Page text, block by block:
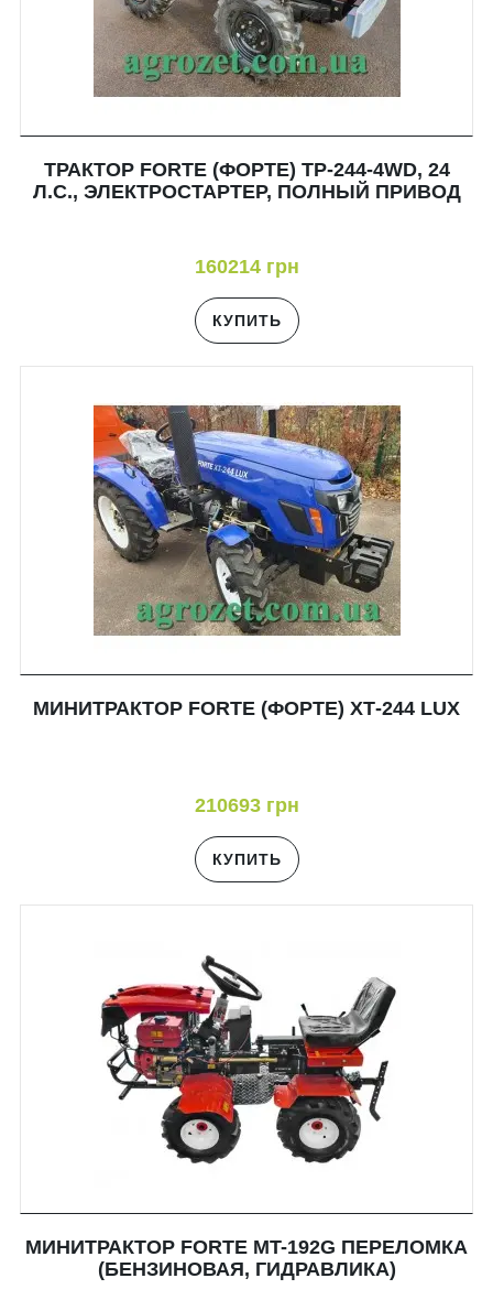
ТРАКТОР FORTE (ФОРТЕ) TP-244-4WD, 24
Л.С., ЭЛЕКТРОСТАРТЕР, ПОЛНЫЙ ПРИВОД
160214 грн
КУПИТЬ
МИНИТРАКТОР FORTE (ФОРТЕ) ХТ-244 LUX
210693 грн
КУПИТЬ
МИНИТРАКТОР FORTE MT-192G ПЕРЕЛОМКА
(БЕНЗИНОВАЯ, ГИДРАВЛИКА)